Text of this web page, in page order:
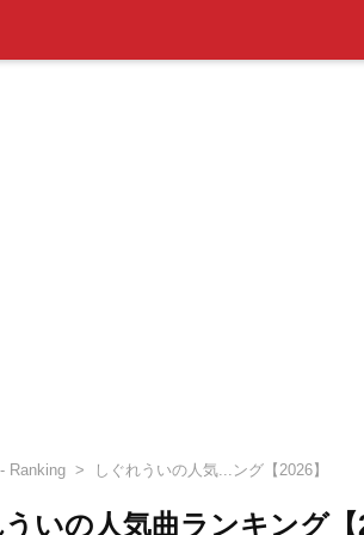
Ranking しぐれういの人気...ング【2026】
ういの人気曲ランキング【